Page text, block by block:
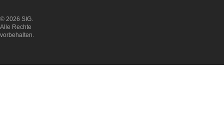
© 2026 SIG.
Alle Rechte
vorbehalten.